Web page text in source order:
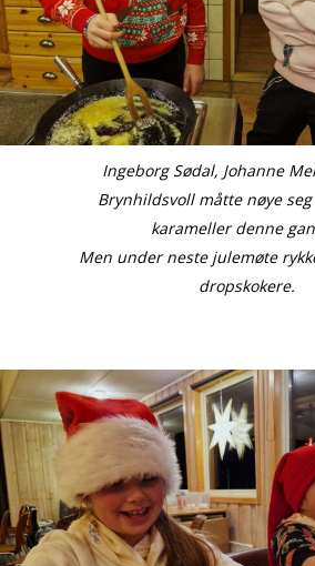
Ingeborg Sødal, Johanne
Brynhildsvoll måtte nøye seg
karameller denne
Men under neste julemøte
dropskokere.